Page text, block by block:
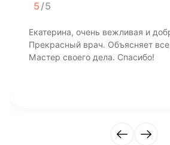
5/5
Екатерина, очень вежливая и
Прекрасный врач. Объясняет
Мастер своего дела. Спасибо!